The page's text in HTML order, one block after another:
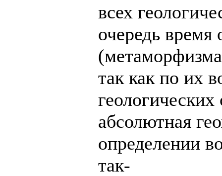
всех
очередь время
так как по их
абсолютная
определении
так-